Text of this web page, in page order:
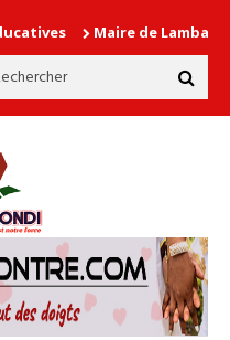
Maire de Lambanyi : Baba